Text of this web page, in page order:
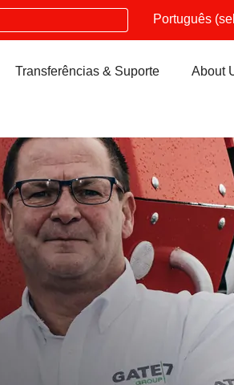
Português
Transferências & Suporte About